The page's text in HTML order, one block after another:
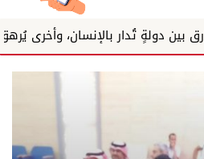
تُدار بالإنسان، وأخرى يُرهق...